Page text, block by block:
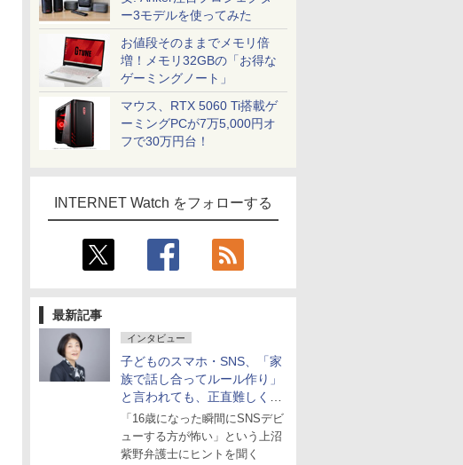
ー3モデルを使ってみた
お値段そのままでメモリ倍
増！メモリ32GBの「お得な
ゲーミングノート」
マウス、RTX 5060 Ti搭載ゲ
ーミングPCが7万5,000円オ
フで30万円台！
INTERNET Watch をフォローする
最新記事
インタビュー
子どものスマホ・SNS、「家
族で話し合ってルール作り」
と言われても、正直難しくな
いですか？
「16歳になった瞬間にSNSデビ
ューする方が怖い」という上沼
紫野弁護士にヒントを聞く